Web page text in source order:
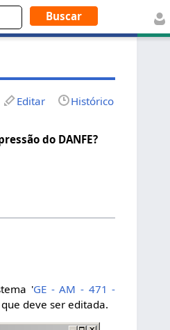
Editar Histórico
do DANFE?
'GE - AM - 471 -
deve ser editada.